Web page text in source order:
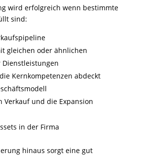
wird erfolgreich wenn bestimmte
sind:
gleichen oder ähnlichen
Dienstleistungen
Kernkompetenzen abdeckt
Verkauf und die Expansion
in der Firma
hinaus sorgt eine gut